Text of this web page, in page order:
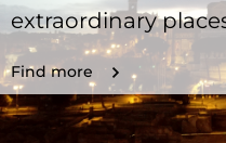
extraordinary
Find more